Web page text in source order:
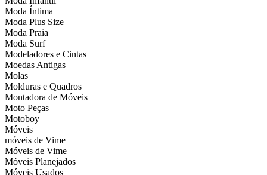
Moda Íntima
Moda Plus Size
Moda Praia
Moda Surf
Modeladores e Cintas
Moedas Antigas
Molas
Molduras e Quadros
Montadora de Móveis
Moto Peças
Motoboy
Móveis
móveis de Vime
Móveis de Vime
Móveis Planejados
Móveis Usados